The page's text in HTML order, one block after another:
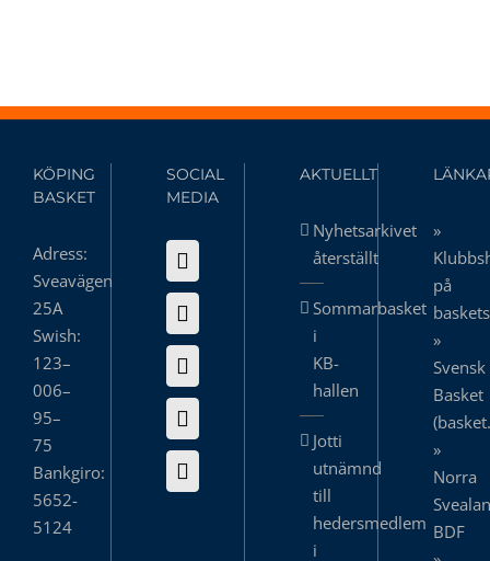
KÖPING
BASKET
Adress:
Sveavägen
25A
Swish:
123–
006–
95–
75
Bankgiro:
5652-
5124
SOCIAL
MEDIA
AKTUELLT
Nyhetsarkivet
återställt
Sommarbasket
i
KB-
hallen
Jotti
utnämnd
till
hedersmedlem
i
»
på
»
Svensk
Basket
»
Norra
BDF